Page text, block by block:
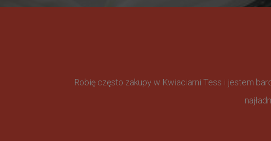
Robię często zakupy w Kwiaciarni Tess i jestem